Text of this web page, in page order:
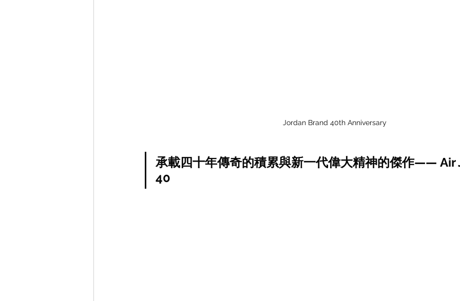
Jordan Brand 40th Anniversary
承載四十年傳奇的積累與新一代偉大精神的傑作——
40